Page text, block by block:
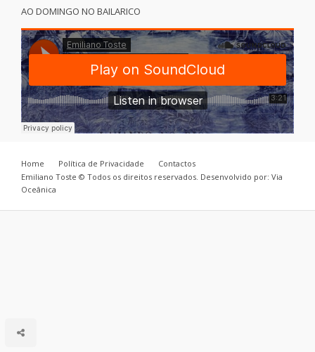
AO DOMINGO NO BAILARICO
Home Política de Privacidade
Contactos
Emiliano Toste © Todos os direitos reservados. Desenvolvido por: Via
Oceânica